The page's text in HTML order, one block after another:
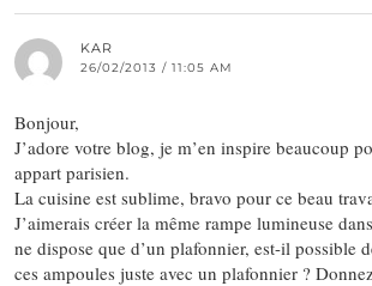
KAR
26/02/2013 / 11:05 AM
Bonjour,
J’adore votre blog, je m’en inspire beaucoup
appart parisien.
La cuisine est sublime, bravo pour ce beau
J’aimerais créer la même rampe lumineuse
ne dispose que d’un plafonnier, est-il possible
ces ampoules juste avec un plafonnier ?